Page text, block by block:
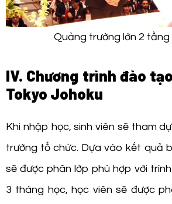
Quảng trường lớn 2 tầng
IV. Chương trình đào
Tokyo Johoku
Khi nhập học, sinh viên sẽ tham
trường tổ chức. Dựa vào kết quả
sẽ được phân lớp phù hợp với
3 tháng học, học viên sẽ được